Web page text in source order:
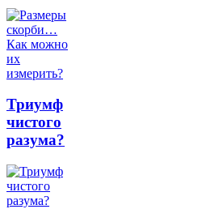
Триумф
чистого
разума?